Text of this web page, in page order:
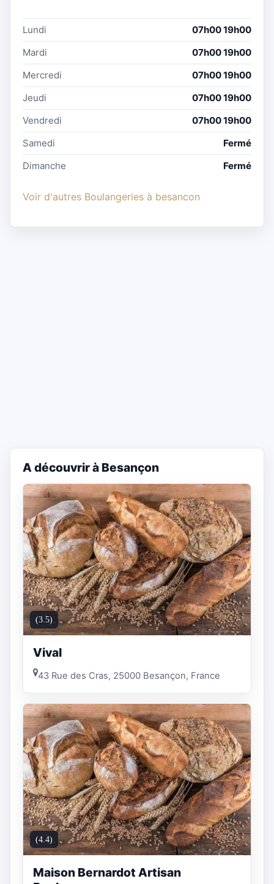
Lundi
07h00 19h00
Mardi
07h00 19h00
Mercredi
07h00 19h00
Jeudi
07h00 19h00
Vendredi
07h00 19h00
Samedi
Fermé
Dimanche
Fermé
Voir d'autres Boulangeries à besancon
A découvrir à Besançon
(3.5)
Vival
43 Rue des Cras, 25000 Besançon, France
(4.4)
Maison Bernardot Artisan